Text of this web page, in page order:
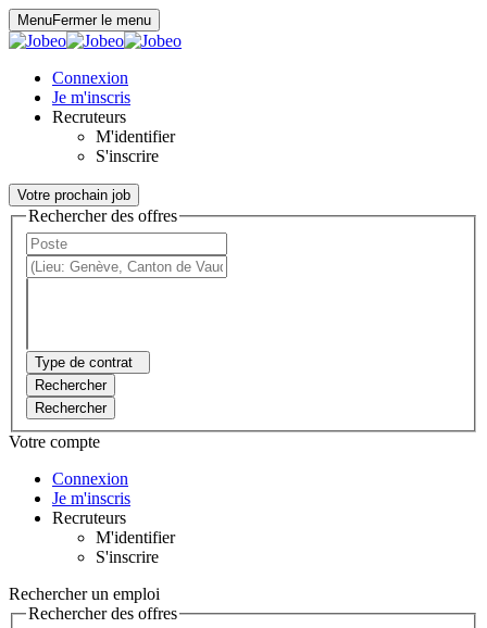
MenuFermer le menu
Connexion
Je m'inscris
Recruteurs
M'identifier
S'inscrire
Votre prochain job
Rechercher des offres
Type de contrat
Rechercher
Rechercher
Votre compte
Connexion
Je m'inscris
Recruteurs
M'identifier
S'inscrire
Rechercher un emploi
Rechercher des offres
Panneau de gestion des cookies